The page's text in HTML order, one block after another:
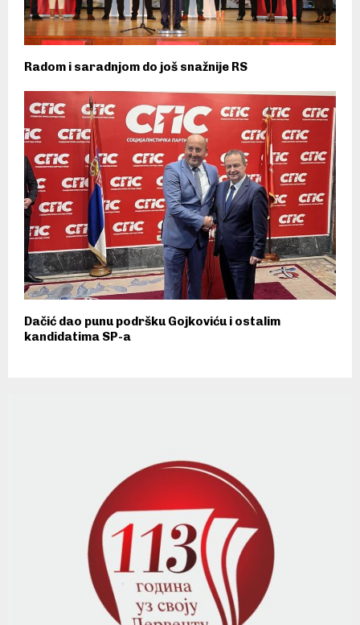
Radom i saradnjom do još snažnije RS
Dačić dao punu podršku Gojkoviću i ostalim
kandidatima SP-a